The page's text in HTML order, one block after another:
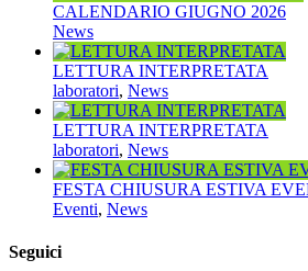
CALENDARIO GIUGNO 2026
News
LETTURA INTERPRETATA
laboratori, News
LETTURA INTERPRETATA
laboratori, News
FESTA CHIUSURA ESTIVA
Eventi, News
Seguici